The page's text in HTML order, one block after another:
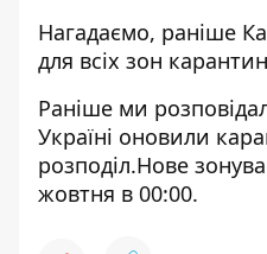
Нагадаємо, раніше
для всіх зон
Раніше ми
Україні оновили
розподіл.Нове
жовтня в 00:00.